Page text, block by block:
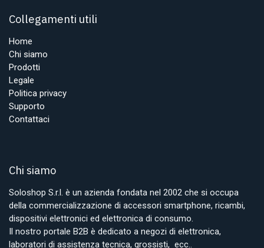
Collegamenti utili
Home
Chi siamo
Prodotti
Legale
Politica privacy
Supporto
Contattaci
Chi siamo
Soloshop S.r.l. è un azienda fondata nel 2002 che si occupa
della commercializzazione di accessori smartphone, ricambi,
dispositivi elettronici ed elettronica di consumo.
Il nostro portale B2B è dedicato a negozi di elettronica,
laboratori di assistenza tecnica, grossisti, ecc..